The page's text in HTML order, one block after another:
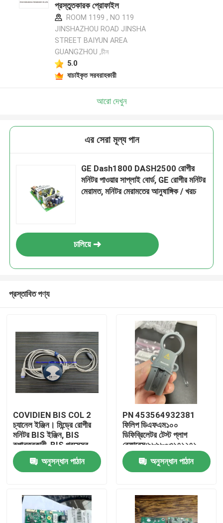
পণ্য
প্রস্তুতকারক প্রোফাইল
ROOM 1199 , NO 119
JINSHAZHOU ROAD JINSHA
STREET BAIYUN AREA
GUANGZHOU ,চীন
5.0
যাচাইকৃত সরবরাহকারী
আরো দেখুন
এর সেরা মূল্য পান
GE Dash1800 DASH2500 রোগীর
মনিটর পাওয়ার সাপ্লাই বোর্ড, GE রোগীর মনিটর
মেরামত, মনিটর মেরামতের আনুষাঙ্গিক / খরচ
চালিয়ে
প্রস্তাবিত পণ্য
COVIDIEN BIS COL 2
চ্যানেল ইঞ্জিন। মিন্ড্রে রোগীর
মনিটর BIS ইঞ্জিন, BIS
রূপান্তরকারী, BIS প্রসেসর
অনুসন্ধান পাঠান
PN 453564932381
ফিলিপ ডিএফএম১০০
ডিফিব্রিলেটর টেস্ট প্লাগ
রেফারেন্স:৯৮৯৮০৩১৭১২৭১
অনুসন্ধান পাঠান